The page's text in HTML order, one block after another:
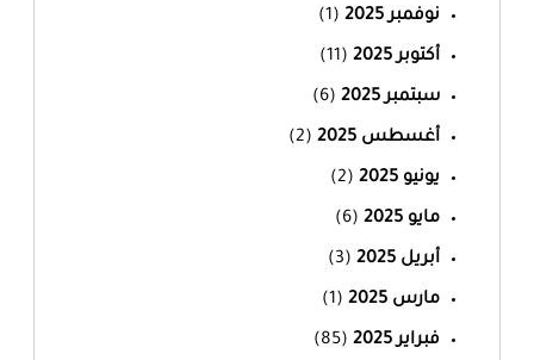
نوفمبر 2025 (1)
أكتوبر 2025 (11)
سبتمبر 2025 (6)
أغسطس 2025 (2)
يونيو 2025 (2)
مايو 2025 (6)
أبريل 2025 (3)
مارس 2025 (1)
فبراير 2025 (85)